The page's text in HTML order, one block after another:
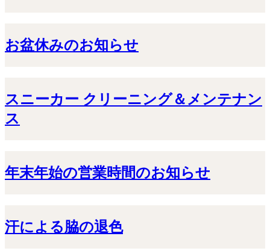
お盆休みのお知らせ
スニーカー クリーニング＆メンテナン
ス
年末年始の営業時間のお知らせ
汗による脇の退色